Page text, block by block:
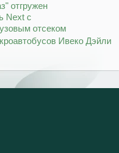
отгружен
Next с
отсеком
Ивеко Дэйли